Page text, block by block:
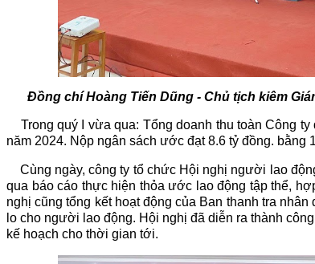
Đồng chí Hoàng Tiến Dũng - Chủ tịch kiêm
Trong quý I vừa qua: Tổng doanh thu toàn Công
năm 2024. Nộp ngân sách ước đạt 8.6 tỷ đồng. bằng
Cùng ngày, công ty tổ chức Hội nghị người lao
qua báo cáo thực hiện thỏa ước lao động tập thể,
nghị cũng tổng kết hoạt động của Ban thanh tra
lo cho người lao động. Hội nghị đã diễn ra thành
kế hoạch cho thời gian tới.